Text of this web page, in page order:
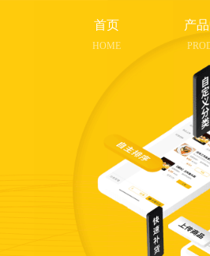
首页
HOME
产